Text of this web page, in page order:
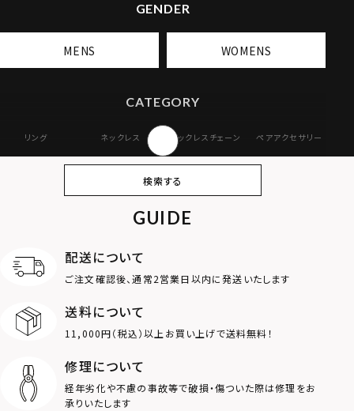
GENDER
MENS WOMENS
CATEGORY
リング ネックレス ネックレスチェーン ペアアクセサリー
オンラインストア
ギフトボックス
MOTIF
ダブルリング
ロゴ
検索する
GUIDE
配送について
ご注文確認後、通常2営業日以内に発送いたします
送料について
11,000円（税込）以上お買い上げで送料無料！
修理について
経年劣化や不慮の事故等で破損・傷ついた際は修理をお
承りいたします